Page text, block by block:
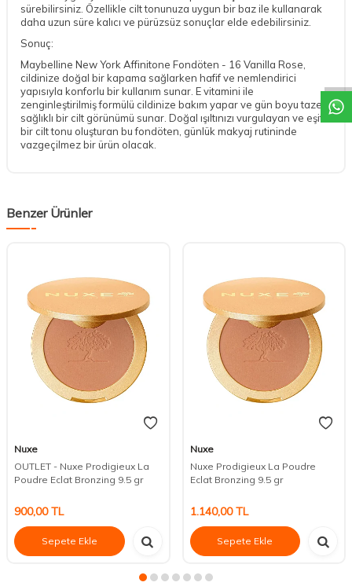
sürebilirsiniz. Özellikle cilt tonunuza uygun bir baz ile kullanarak
daha uzun süre kalıcı ve pürüzsüz sonuçlar elde edebilirsiniz.
Sonuç:
Maybelline New York Affinitone Fondöten - 16 Vanilla Rose,
cildinize doğal bir kapama sağlarken hafif ve nemlendirici
yapısıyla konforlu bir kullanım sunar. E vitamini ile
zenginleştirilmiş formülü cildinize bakım yapar ve gün boyu taze,
sağlıklı bir cilt görünümü sunar. Doğal ışıltınızı vurgulayan ve eşit
bir cilt tonu oluşturan bu fondöten, günlük makyaj rutininde
vazgeçilmez bir ürün olacak.
Benzer Ürünler
Nuxe
OUTLET - Nuxe Prodigieux La
Poudre Eclat Bronzing 9.5 gr
900,00TL
Sepete Ekle
Nuxe
Nuxe Prodigieux La Poudre
Eclat Bronzing 9.5 gr
1.140,00TL
Sepete Ekle